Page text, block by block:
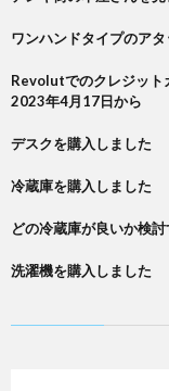
ワンハンドタイプのア
Revolutでのクレジット
2023年4月17日から
デスクを購入しました
冷蔵庫を購入しました
どの冷蔵庫が良いか検討
洗濯機を購入しました